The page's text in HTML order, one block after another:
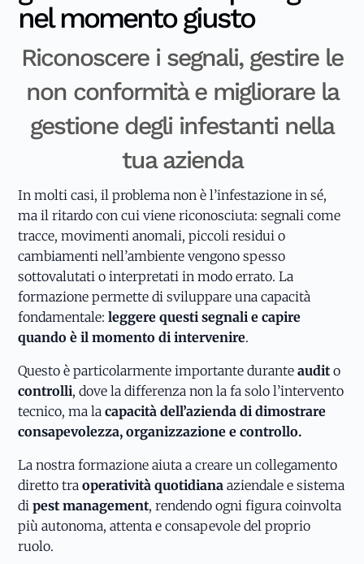
nel momento giusto
Riconoscere i segnali, gestire le
non conformità e migliorare la
gestione degli infestanti nella
tua azienda
In molti casi, il problema non è l’infestazione in sé,
ma il ritardo con cui viene riconosciuta: segnali come
tracce, movimenti anomali, piccoli residui o
cambiamenti nell’ambiente vengono spesso
sottovalutati o interpretati in modo errato. La
formazione permette di sviluppare una capacità
fondamentale:leggere questi segnali e capire
quando è il momento di intervenire.
Questo è particolarmente importante duranteaudit o
controlli, dove la differenza non la fa solo l’intervento
tecnico, ma lacapacità dell’azienda di dimostrare
consapevolezza, organizzazione e controllo.
La nostra formazione aiuta a creare un collegamento
diretto traoperatività quotidiana aziendale e sistema
dipest management, rendendo ogni figura coinvolta
più autonoma, attenta e consapevole del proprio
ruolo.